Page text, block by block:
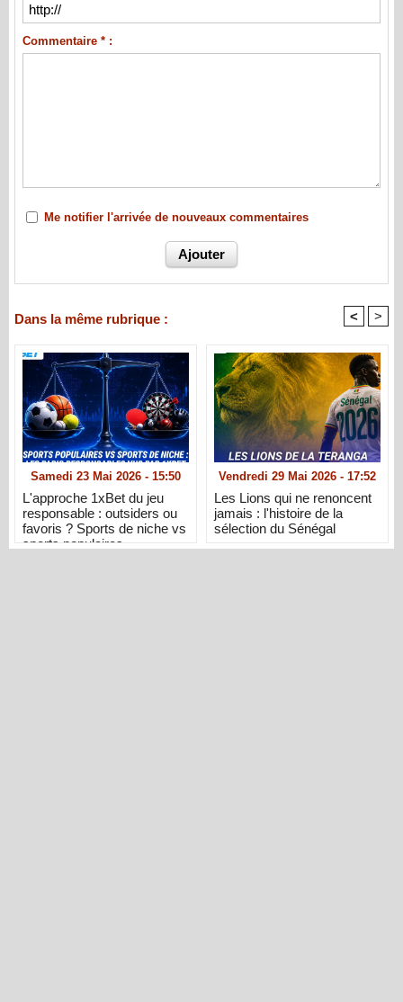
Commentaire * :
Me notifier l'arrivée de nouveaux commentaires
Dans la même rubrique : < >
Samedi 23 Mai 2026 - 15:50
L'approche 1xBet du jeu
responsable : outsiders ou
favoris ? Sports de niche vs
sports populaires
Vendredi 29 Mai 2026 - 17:52
Les Lions qui ne renoncent
jamais : l'histoire de la
sélection du Sénégal